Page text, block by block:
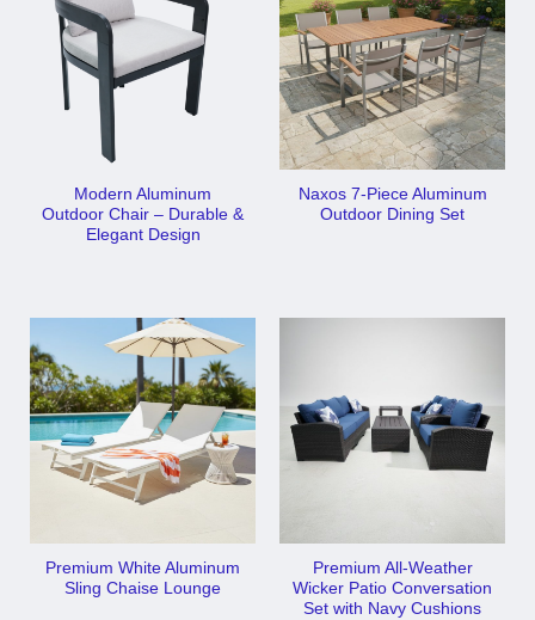
Modern Aluminum
Outdoor Chair – Durable &
Elegant Design
Naxos 7-Piece Aluminum
Outdoor Dining Set
Premium White Aluminum
Sling Chaise Lounge
Premium All-Weather
Wicker Patio Conversation
Set with Navy Cushions